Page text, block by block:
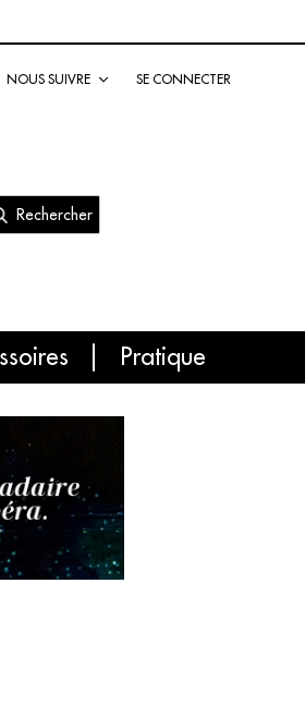
NOUS SUIVRE SE CONNECTER
Rechercher
Pratique